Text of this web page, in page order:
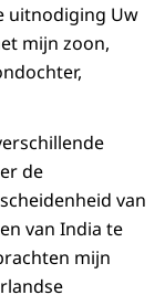
uitnodiging Uw
mijn zoon,
de
van
van India te
mijn